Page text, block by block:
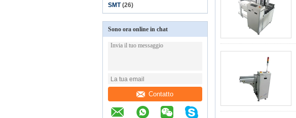
SMT (26)
Sono ora online in chat
Contatto